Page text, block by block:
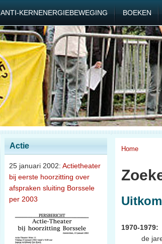
ANTI-KERNENERGIEBEWEGING BOEKEN
Actie
25 januari 2002: Actietheater
bij eerste hoorzitting over
afspraken sluiting Borssele
per 2003
Home
1970-1979:
de